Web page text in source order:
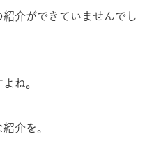
介ができていませんでし
ね。
介を。